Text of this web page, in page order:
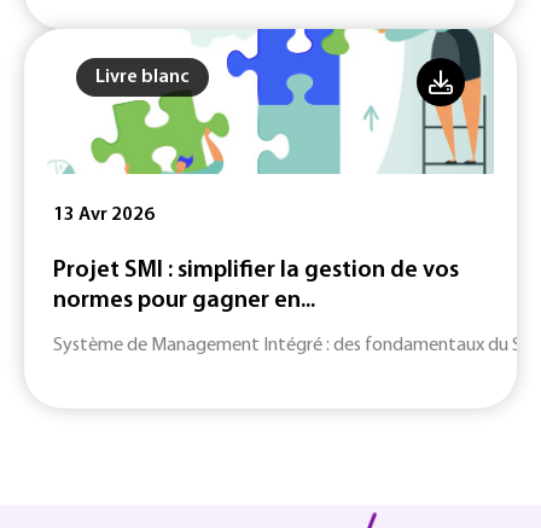
Livre blanc
13 Avr 2026
Projet SMI : simplifier la gestion de vos
normes pour gagner en...
Système de Management Intégré : des fondamentaux du